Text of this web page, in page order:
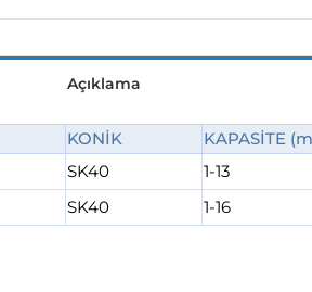
Açıklama
KONİK
KAPASİTE
SK40
1-13
SK40 1-16